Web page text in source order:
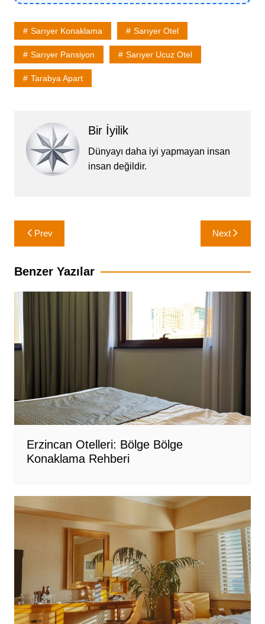
Sarıyer Konaklama Sarıyer Otel
Sarıyer Pansiyon Sarıyer Ucuz Otel
Tarabya Apart
Bir İyilik
Dünyayı daha iyi yapmayan insan
insan değildir.
Yazı
gezinmesi
Prev Next
Benzer Yazılar
Erzincan Otelleri: Bölge Bölge
Konaklama Rehberi